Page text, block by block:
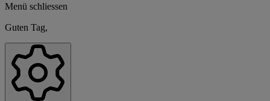
Menü schliessen
Guten Tag,